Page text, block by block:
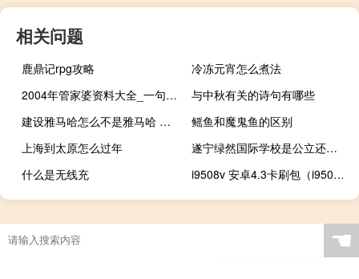
相关问题
鹿鼎记rpg攻略
冷冻元宵怎么煮法
2004年管家婆资料大全_一句引发热议_实用版502.204
与中秋有关的诗句有哪些
建设雅马哈怎么不是雅马哈 建设雅马哈摩托车
鳐鱼和魔鬼鱼的区别
上海到太原怎么过年
遂宁绿然国际学校是公立还是私立
什么是无线充
i9508v 安卓4.3卡刷包（i9508）
☚